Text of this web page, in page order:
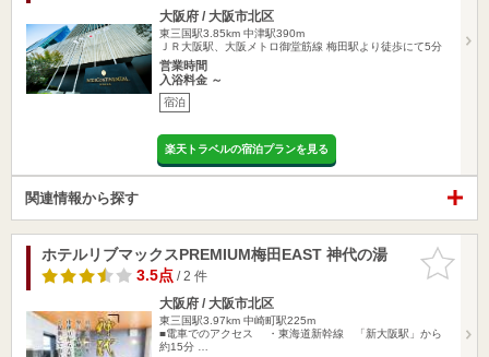
大阪府 / 大阪市北区
東三国駅3.85km 中津駅390m
ＪＲ大阪駅、大阪メトロ御堂筋線 梅田駅より徒歩にて5分
営業時間
入浴料金 ～
宿泊
楽天トラベルの宿泊プランを見る
関連情報から探す
お気に入
りに追加
ホテルリブマックスPREMIUM梅田EAST 神代の湯
3.5点/ 2 件
大阪府 / 大阪市北区
東三国駅3.97km 中崎町駅225m
■電車でのアクセス ・東海道新幹線 「新大阪駅」から
約15分 …